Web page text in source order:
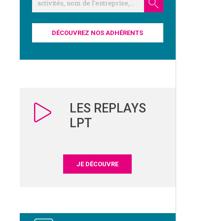
DÉCOUVREZ NOS ADHÉRENTS
LES REPLAYS
LPT
JE DÉCOUVRE